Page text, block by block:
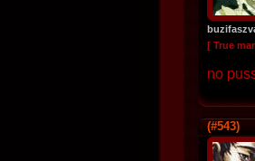
[ True
no
(#543)